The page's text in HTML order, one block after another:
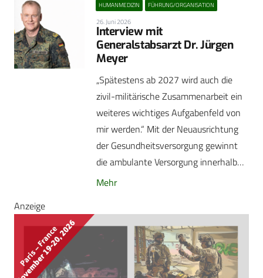
HUMANMEDIZIN FÜHRUNG/ORGANISATION
26. Juni 2026
Interview mit
Generalstabsarzt Dr. Jürgen
Meyer
„Spätestens ab 2027 wird auch die
zivil-militärische Zusammenarbeit ein
weiteres wichtiges Aufgabenfeld von
mir werden.“ Mit der Neuausrichtung
der Gesundheitsversorgung gewinnt
die ambulante Versorgung innerhalb…
Mehr
Anzeige